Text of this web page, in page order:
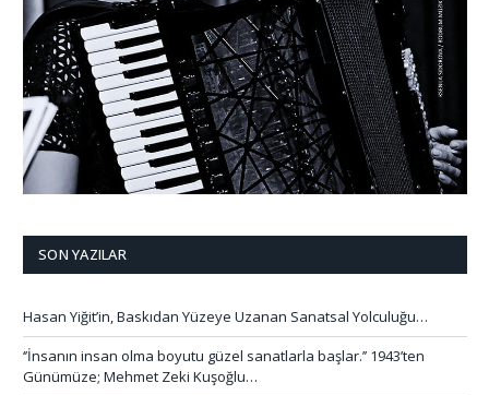
SON YAZILAR
Hasan Yiğit’in, Baskıdan Yüzeye Uzanan Sanatsal Yolculuğu…
‘’İnsanın insan olma boyutu güzel sanatlarla başlar.’’ 1943’ten
Günümüze; Mehmet Zeki Kuşoğlu…